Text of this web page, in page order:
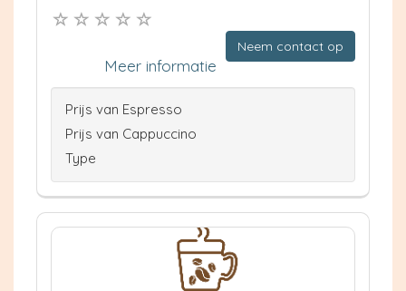
Neem contact op
Meer informatie
Prijs van Espresso
Prijs van Cappuccino
Type